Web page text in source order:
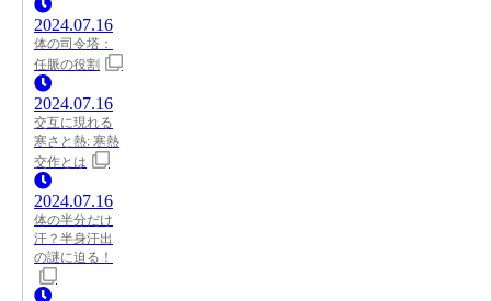
2024.07.16
体の司令塔：
任脈の役割
2024.07.16
交互に現れる
寒さと熱: 寒熱
交作とは
2024.07.16
体の半分だけ
汗？半身汗出
の謎に迫る！